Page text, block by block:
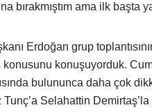
bırakmıştım ama ilk başta
Erdoğan grup
konuşuyorduk.
bulununca daha çok
Selahattin